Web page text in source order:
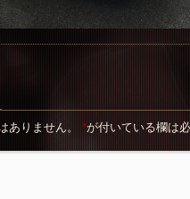
ありません。 *が付いている欄は